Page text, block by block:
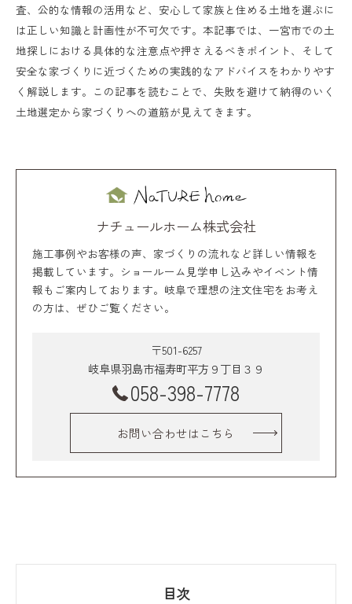
査、公的な情報の活用など、安心して家族と住める土地を選ぶに
は正しい知識と計画性が不可欠です。本記事では、一宮市での土
地探しにおける具体的な注意点や押さえるべきポイント、そして
安全な家づくりに近づくための実践的なアドバイスをわかりやす
く解説します。この記事を読むことで、失敗を避けて納得のいく
土地選定から家づくりへの道筋が見えてきます。
ナチュールホーム株式会社
施工事例やお客様の声、家づくりの流れなど詳しい情報を
掲載しています。ショールーム見学申し込みやイベント情
報もご案内しております。岐阜で理想の注文住宅をお考え
の方は、ぜひご覧ください。
〒501-6257
岐阜県羽島市福寿町平方９丁目３９
058-398-7778
お問い合わせはこちら
目次